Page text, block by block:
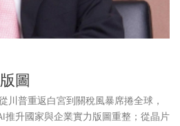
圖
川普重返白宮到關稅風暴席捲全球，
推升國家與企業實力版圖重整；從晶片